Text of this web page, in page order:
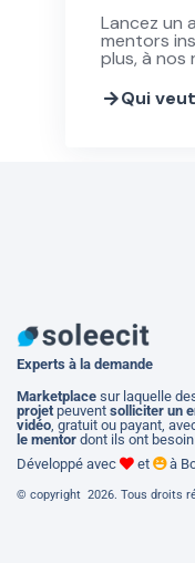
Lancez un
mentors
plus, à nos
Qui
Experts à la demande
Marketplace sur laquelle
projet peuvent solliciter un
vidéo , gratuit ou payant,
le mentor dont ils ont besoin
Développé avec
et à
© copyright 2026. Tous droits